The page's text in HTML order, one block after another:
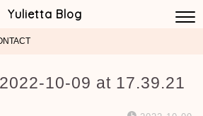
Yulietta Blog
10-09 at 17.39.21